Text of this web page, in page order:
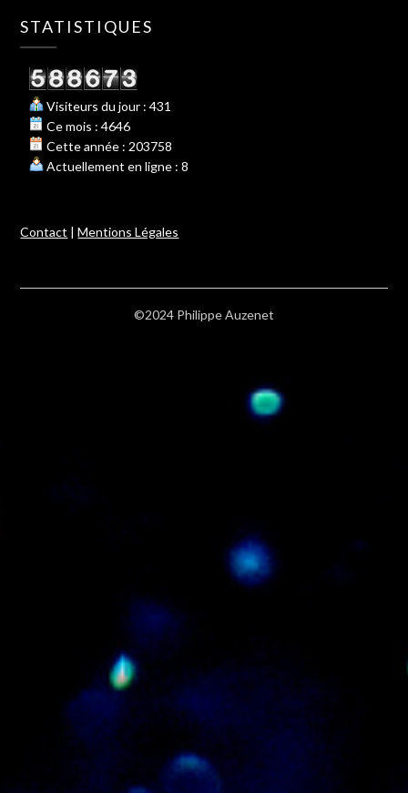
STATISTIQUES
Visiteurs du jour : 431
Ce mois : 4646
Cette année : 203758
Actuellement en ligne : 8
Contact |Mentions Légales
©2024 Philippe Auzenet